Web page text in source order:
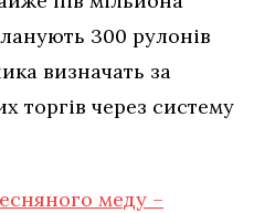
300 рулонів
визначать за
торгів через систему
меду –